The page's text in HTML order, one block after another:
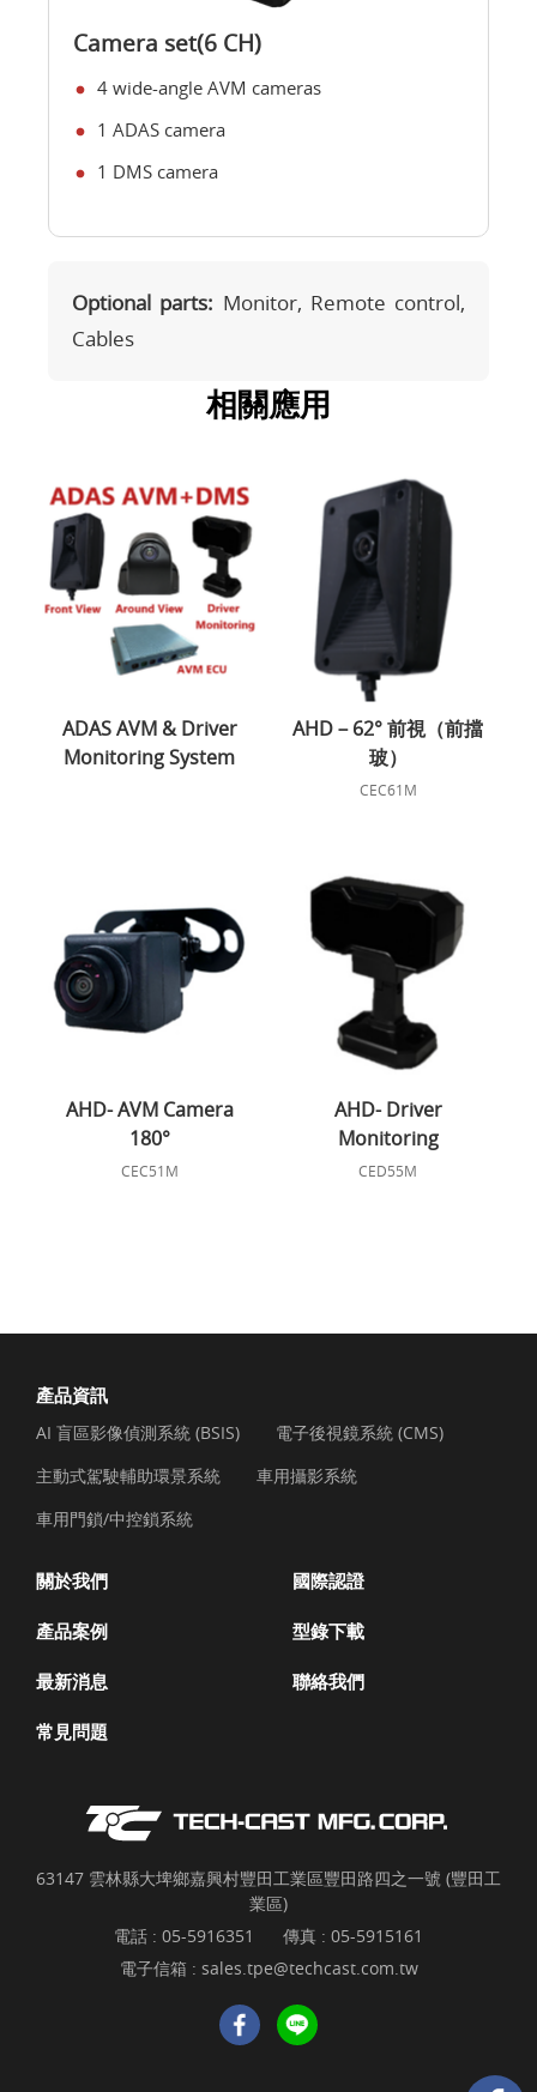
Camera set(6 CH)
4 wide-angle AVM cameras
1 ADAS camera
1 DMS camera
Optional parts: Monitor, Remote control,
Cables
相關應用
ADAS AVM & Driver
Monitoring System
AHD－62° 前視（前擋
玻）
CEC61M
AHD- AVM Camera
180°
CEC51M
AHD- Driver
Monitoring
CED55M
產品資訊
AI 盲區影像偵測系統 (BSIS)
電子後視鏡系統 (CMS)
主動式駕駛輔助環景系統
車用攝影系統
車用門鎖/中控鎖系統
關於我們 國際認證
產品案例 型錄下載
最新消息 聯絡我們
常見問題
63147 雲林縣大埤鄉嘉興村豐田工業區豐田路四之一號 (豐田工
業區)
電話 : 05-5916351
傳真 : 05-5915161
電子信箱 : sales.tpe@techcast.com.tw